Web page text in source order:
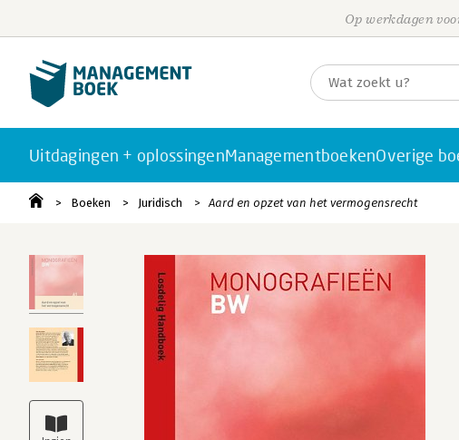
Op werkdagen
Uitdagingen + oplossingenManagementboekenOverige
Boeken Juridisch Aard en opzet van het vermogensrecht